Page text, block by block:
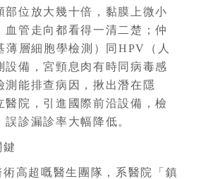
部位放大幾十倍，黏膜上微小
血管走向都看得一清二楚；仲
薄層細胞學檢測）同HPV（人
設備，宮頸息肉有時同病毒感
測能排查病因，揪出潛在隱
醫院，引進國際前沿設備，檢
診漏診率大幅降低。
高超嘅醫生團隊，系醫院「鎮